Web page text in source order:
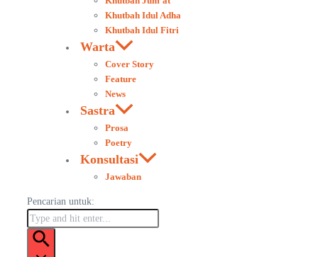
Khutbah Idul Adha
Khutbah Idul Fitri
Warta
Cover Story
Feature
News
Sastra
Prosa
Poetry
Konsultasi
Jawaban
Pencarian untuk: